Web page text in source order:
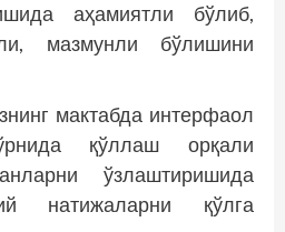
аҳамиятли бўлиб,
мазмунли бўлишини
мактабда интерфаол
қўллаш орқали
ўзлаштиришида
натижаларни қўлга